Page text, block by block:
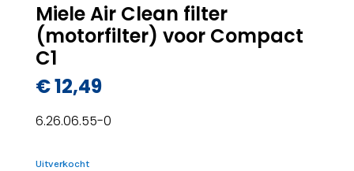
Miele Air Clean filter
(motorfilter) voor Compact
C1
€12,49
6.26.06.55-0
Uitverkocht